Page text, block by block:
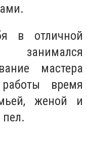
в отличной
занимался
мастера
время
женой и